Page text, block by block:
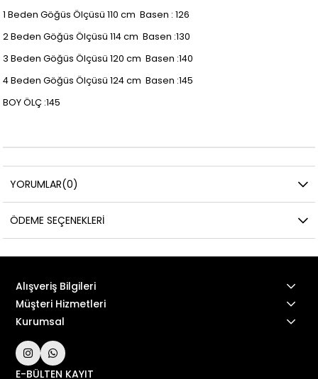
1 Beden Göğüs Ölçüsü 110 cm Basen : 126
2 Beden Göğüs Ölçüsü 114 cm Basen :130
3 Beden Göğüs Ölçüsü 120 cm Basen :140
4 Beden Göğüs Ölçüsü 124 cm Basen :145
BOY ÖLÇ :145
YORUMLAR(0)
ÖDEME SEÇENEKLERI
Alışveriş Bilgileri
Müşteri Hizmetleri
Kurumsal
E-BÜLTEN KAYIT